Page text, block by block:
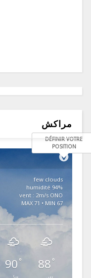
مراكش
DÉFINIR VOTRE
POSITION
few clouds
94% humidité
vent : 2m/s ONO
MAX 71 • MIN 67
90 ° 88 °